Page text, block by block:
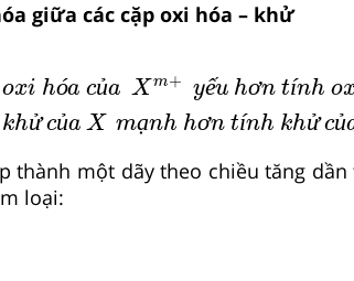
giữa các cặp oxi hóa – khử
oxi hóa của X m+ yếu hơn tính o
khử của X mạnh hơn tính khử củ
h ó a ủa Xm+ ếu h ơ tí n
thành một dãy theo chiều tăng
loại: